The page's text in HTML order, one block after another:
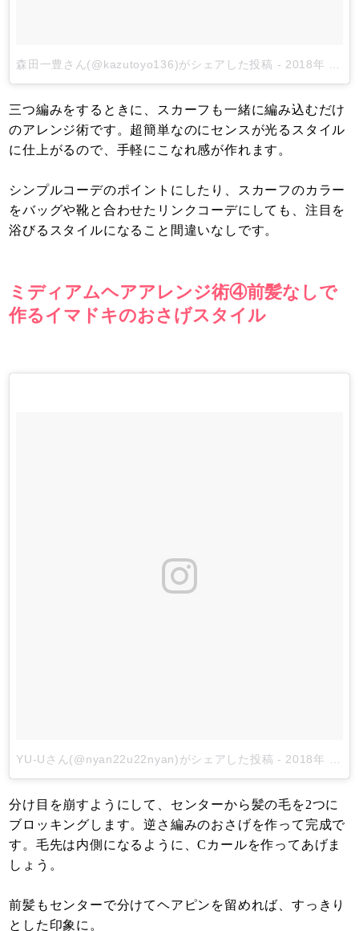
森田一豊さん(@kazutoyo136)がシェアした投稿 - 2018年 7月月7日午後1時28分PDT
三つ編みをするときに、スカーフも一緒に編み込むだけ
のアレンジ術です。超簡単なのにセンスが光るスタイル
に仕上がるので、手軽にこなれ感が作れます。
シンプルコーデのポイントにしたり、スカーフのカラー
をバッグや靴と合わせたリンクコーデにしても、注目を
浴びるスタイルになること間違いなしです。
ミディアムヘアアレンジ術④前髪なしで
作るイマドキのおさげスタイル
YU-Uさん(@nyan22u22nyan)がシェアした投稿 - 2018年 6月月30日午後5時04分PDT
分け目を崩すようにして、センターから髪の毛を2つに
ブロッキングします。逆さ編みのおさげを作って完成で
す。毛先は内側になるように、Cカールを作ってあげま
しょう。
前髪もセンターで分けてヘアピンを留めれば、すっきり
とした印象に。